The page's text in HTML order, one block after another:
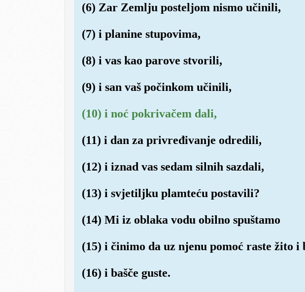
(6) Zar Zemlju posteljom nismo učinili,
(7) i planine stupovima,
(8) i vas kao parove stvorili,
(9) i san vaš počinkom učinili,
(10) i noć pokrivačem dali,
(11) i dan za privređivanje odredili,
(12) i iznad vas sedam silnih sazdali,
(13) i svjetiljku plamteću postavili?
(14) Mi iz oblaka vodu obilno spuštamo
(15) i činimo da uz njenu pomoć raste žito i
(16) i bašče guste.